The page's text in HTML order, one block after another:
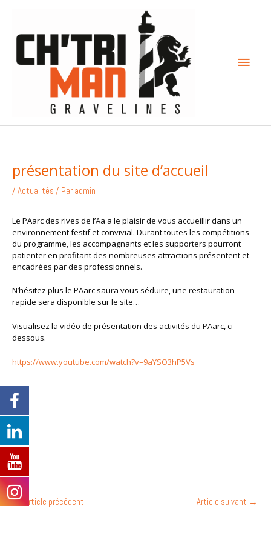
contenu
présentation du site d’accueil
/Actualités / Par admin
Le PAarc des rives de l’Aa a le plaisir de vous accueillir dans un
environnement festif et convivial. Durant toutes les compétitions
du programme, les accompagnants et les supporters pourront
patienter en profitant des nombreuses attractions présentent et
encadrées par des professionnels.
N’hésitez plus le PAarc saura vous séduire, une restauration
rapide sera disponible sur le site…
Visualisez la vidéo de présentation des activités du PAarc, ci-
dessous.
https://www.youtube.com/watch?v=9aYSO3hP5Vs
← Article précédent Article suivant →